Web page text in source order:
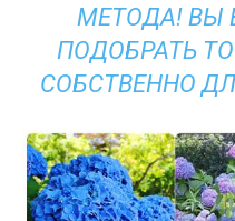
МЕТОДА! ВЫ
ПОДОБРАТЬ
СОБСТВЕННО